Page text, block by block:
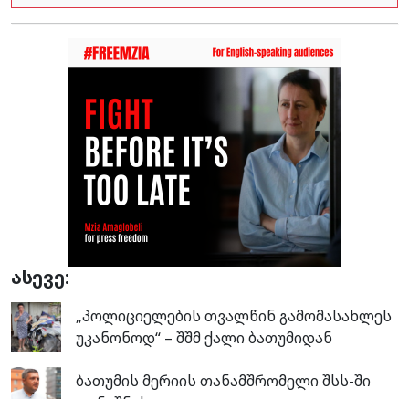
ასევე:
„პოლიციელების თვალწინ გამომასახლეს
უკანონოდ“ – შშმ ქალი ბათუმიდან
ბათუმის მერიის თანამშრომელი შსს-ში